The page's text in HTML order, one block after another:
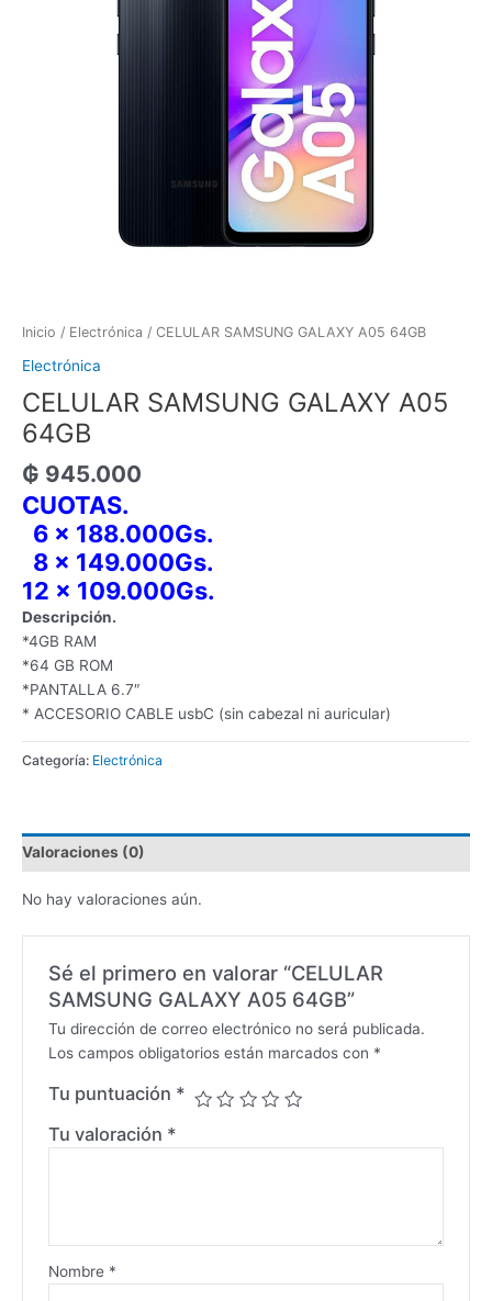
Inicio / Electrónica / CELULAR SAMSUNG GALAXY A05 64GB
Electrónica
CELULAR SAMSUNG GALAXY A05
64GB
₲ 945.000
CUOTAS.
6 x 188.000Gs.
8 x 149.000Gs.
12 x 109.000Gs.
Descripción.
*4GB RAM
*64 GB ROM
*PANTALLA 6.7″
* ACCESORIO CABLE usbC (sin cabezal ni auricular)
Categoría: Electrónica
Valoraciones (0)
No hay valoraciones aún.
Sé el primero en valorar “CELULAR
SAMSUNG GALAXY A05 64GB”
Tu dirección de correo electrónico no será publicada.
Los campos obligatorios están marcados con *
Tu puntuación *
Tu valoración *
Nombre *